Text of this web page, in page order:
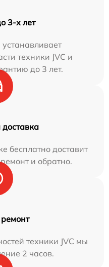
3-х лет
техники JVC и
до 3 лет.
бесплатно доставит
и обратно.
техники JVC мы
2 часов.